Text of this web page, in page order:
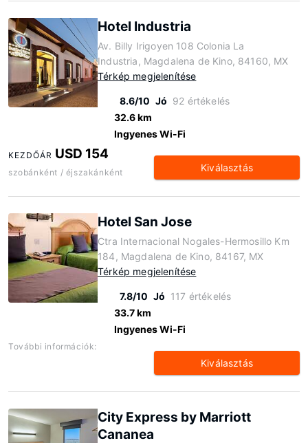
Hotel Industria
Av. Billy Irigoyen 108 Colonia La
Industria, Magdalena de Kino, 84160, MX
Térkép megjelenítése
8.6/10 Jó 92 értékelés
32.6 km
Ingyenes Wi-Fi
KEZDŐÁR USD 154
szobánként / éjszakánként Kiválasztás
Hotel San Jose
Ctra Internacional Nogales-Hermosillo Km
184, Magdalena de Kino, 84167, MX
Térkép megjelenítése
7.8/10 Jó 117 értékelés
33.7 km
Ingyenes Wi-Fi
További információk:
Kiválasztás
City Express by Marriott
Cananea